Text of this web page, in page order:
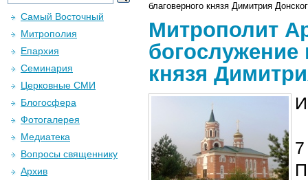
благоверного князя Димитрия
Митрополит
богослужение
князя
Самый Восточный
Митрополия
Епархия
Семинария
Церковные СМИ
Блогосфера
Фотогалерея
Медиатека
Вопросы священнику
Архив